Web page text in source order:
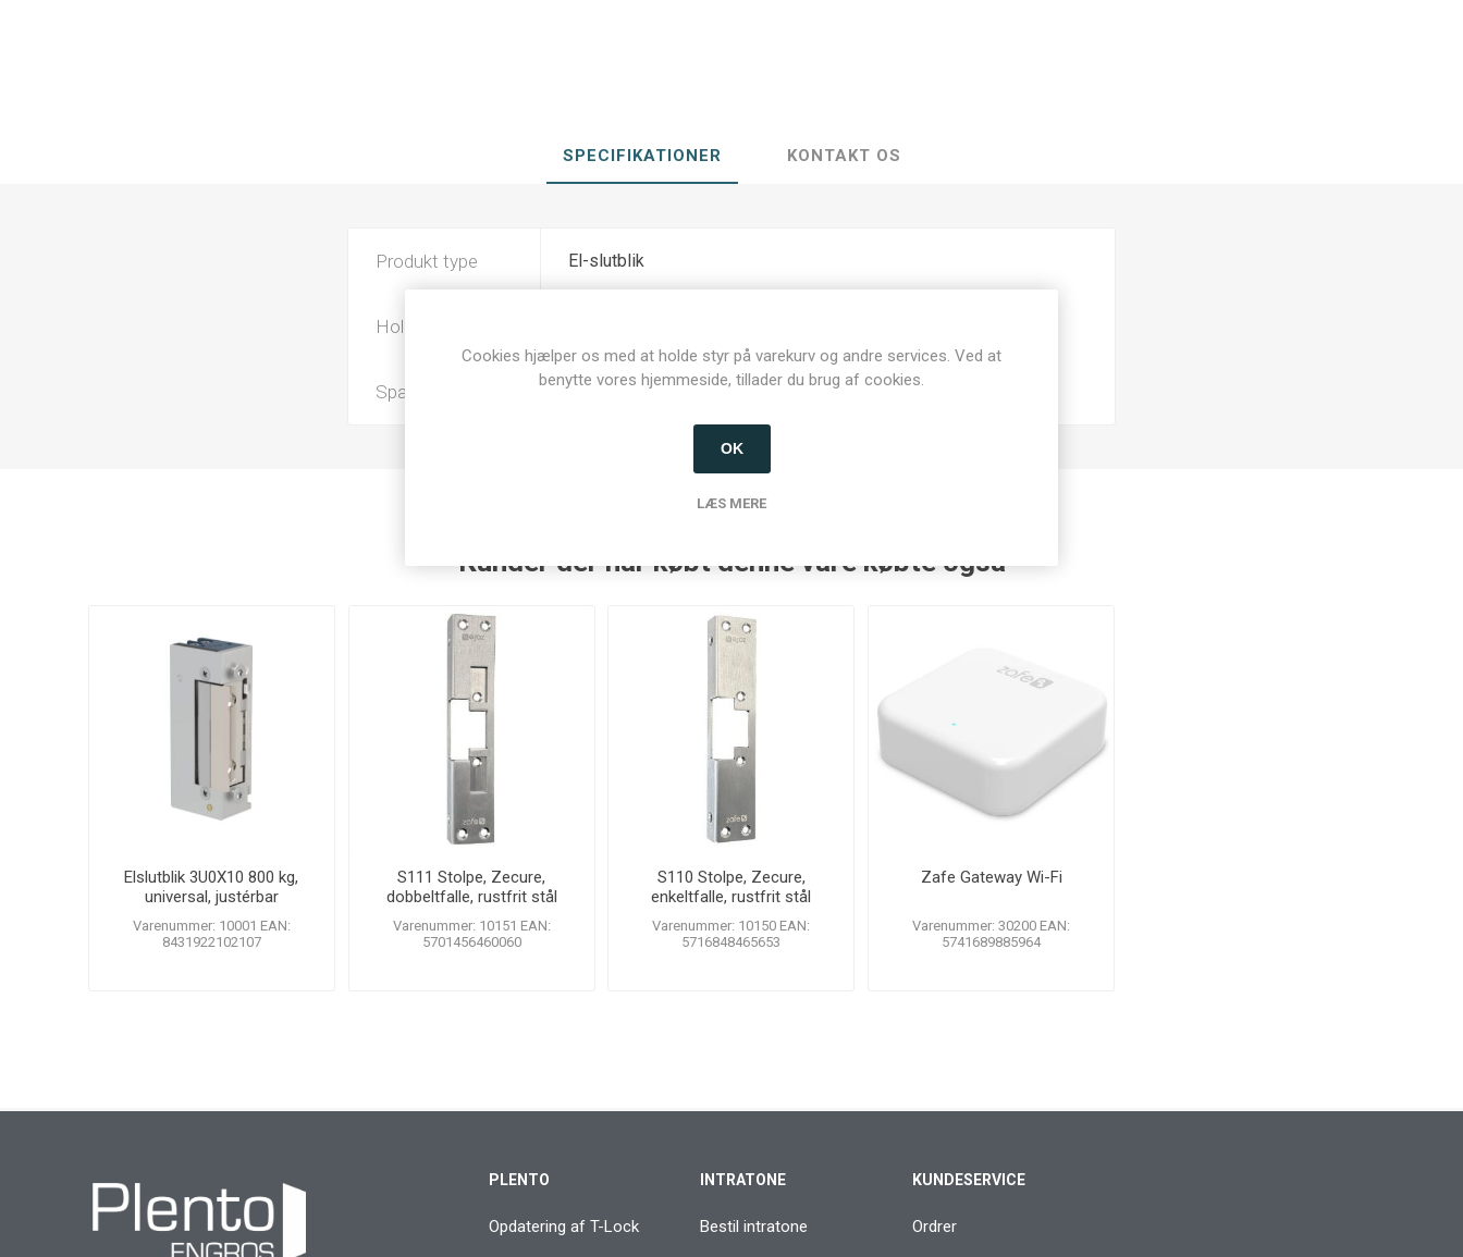
SPECIFIKATIONER KONTAKT OS
Produkt type El-slutblik
Holdekraft (kg)
Spænding (Input) 9-24V AC/DC
Kunder der har købt denne vare købte også
Elslutblik 3U0X10 800 kg,
universal, justérbar
Varenummer: 10001 EAN:
8431922102107
S111 Stolpe, Zecure,
dobbeltfalle, rustfrit stål
Varenummer: 10151 EAN:
5701456460060
S110 Stolpe, Zecure,
enkeltfalle, rustfrit stål
Varenummer: 10150 EAN:
5716848465653
Zafe Gateway Wi-Fi
Varenummer: 30200 EAN:
5741689885964
PLENTO
Opdatering af T-Lock
INTRATONE
Bestil intratone
KUNDESERVICE
Ordrer
Cookies hjælper os med at holde styr på varekurv og andre services. Ved at
benytte vores hjemmeside, tillader du brug af cookies.
OK
LÆS MERE